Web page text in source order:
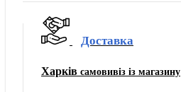
Доставка
Харків самовивіз із магазину